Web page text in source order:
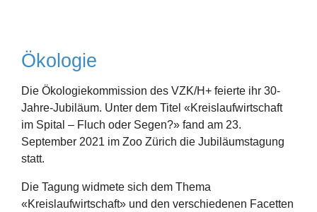
Ökologie
Die Ökologiekommission des VZK/H+ feierte ihr 30-
Jahre-Jubiläum. Unter dem Titel «Kreislaufwirtschaft
im Spital – Fluch oder Segen?» fand am 23.
September 2021 im Zoo Zürich die Jubiläumstagung
statt.
Die Tagung widmete sich dem Thema
«Kreislaufwirtschaft» und den verschiedenen Facetten